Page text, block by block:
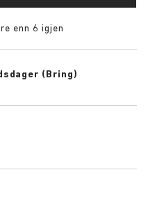
enn 6 igjen
(Bring)